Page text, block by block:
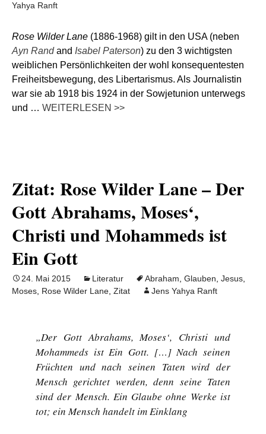
Yahya Ranft
Rose Wilder Lane (1886-1968) gilt in den USA (neben
Ayn Randand Isabel Paterson) zu den 3 wichtigsten
weiblichen Persönlichkeiten der wohl konsequentesten
Freiheitsbewegung, des Libertarismus. Als Journalistin
war sie ab 1918 bis 1924 in der Sowjetunion unterwegs
und … WEITERLESEN >>
Zitat: Rose Wilder Lane – Der
Gott Abrahams, Moses‘,
Christi und Mohammeds ist
Ein Gott
24. Mai 2015 Literatur Abraham Glauben Jesus
Moses Rose Wilder Lane Zitat Jens Yahya Ranft
„Der Gott Abrahams, Moses‘, Christi und
Mohammeds ist Ein Gott. […] Nach seinen
Früchten und nach seinen Taten wird der
Mensch gerichtet werden, denn seine Taten
sind der Mensch. Ein Glaube ohne Werke ist
tot; ein Mensch handelt im Einklang